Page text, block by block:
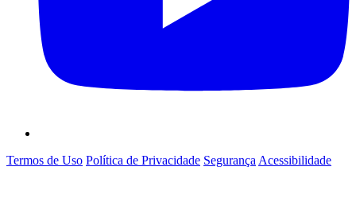
Termos de Uso Política de Privacidade Segurança Acessibilidade